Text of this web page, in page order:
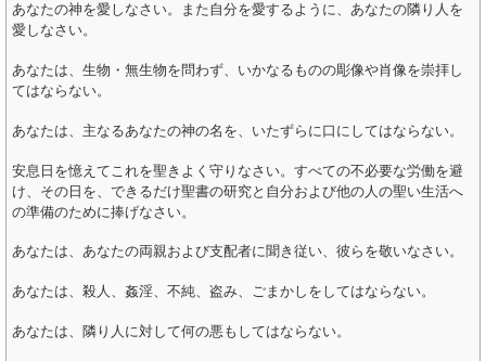
あなたの神を愛しなさい。また自分を愛するように、あなたの隣り人を
愛しなさい。
あなたは、生物・無生物を問わず、いかなるものの彫像や肖像を崇拝し
てはならない。
あなたは、主なるあなたの神の名を、いたずらに口にしてはならない。
安息日を憶えてこれを聖きよく守りなさい。すべての不必要な労働を避
け、その日を、できるだけ聖書の研究と自分および他の人の聖い生活へ
の準備のために捧げなさい。
あなたは、あなたの両親および支配者に聞き従い、彼らを敬いなさい。
あなたは、殺人、姦淫、不純、盗み、ごまかしをしてはならない。
あなたは、隣り人に対して何の悪もしてはならない。